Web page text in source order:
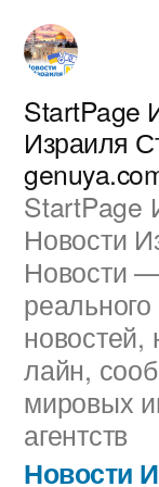
Перейти
содержимому
StartPage
Израиля
StartPage
Новости
Новости
новостей,
лайн,
мировых
агентств
Новости